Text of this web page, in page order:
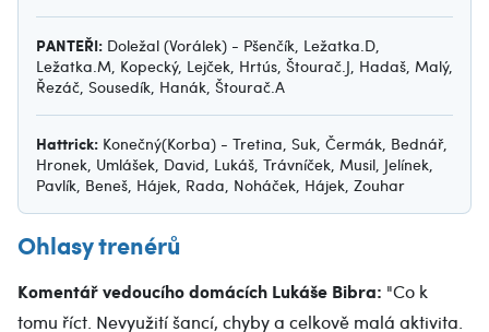
PANTEŘI: Doležal (Vorálek) - Pšenčík, Ležatka.D,
Ležatka.M, Kopecký, Lejček, Hrtús, Štourač.J, Hadaš, Malý,
Řezáč, Sousedík, Hanák, Štourač.A
Hattrick: Konečný(Korba) - Tretina, Suk, Čermák, Bednář,
Hronek, Umlášek, David, Lukáš, Trávníček, Musil, Jelínek,
Pavlík, Beneš, Hájek, Rada, Noháček, Hájek, Zouhar
Ohlasy trenérů
Komentář vedoucího domácích Lukáše Bibra: "Co k
tomu říct. Nevyužití šancí, chyby a celkově malá aktivita.